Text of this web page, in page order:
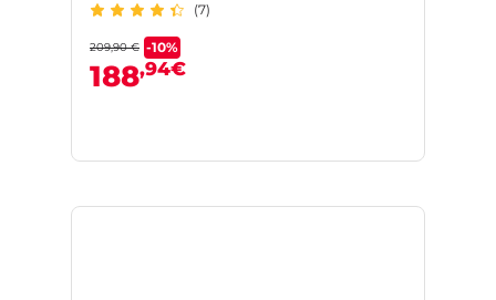
(7)
209,90 € -10%
188,94€